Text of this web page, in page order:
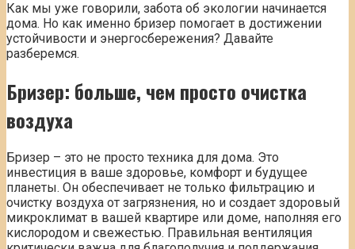
Как мы уже говорили, забота об экологии начинается
дома. Но как именно бризер помогает в достижении
устойчивости и энергосбережения? Давайте
разберемся.
Бризер: больше, чем просто очистка
воздуха
Бризер – это не просто техника для дома. Это
инвестиция в ваше здоровье, комфорт и будущее
планеты. Он обеспечивает не только фильтрацию и
очистку воздуха от загрязнения, но и создает здоровый
микроклимат в вашей квартире или доме, наполняя его
кислородом и свежестью. Правильная вентиляция